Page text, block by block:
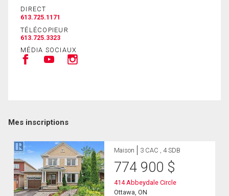
DIRECT
613.725.1171
TÉLÉCOPIEUR
613.725.3323
MÉDIA SOCIAUX
Mes inscriptions
Maison 3 CAC , 4 SDB
774 900 $
414 Abbeydale Circle
Ottawa, ON